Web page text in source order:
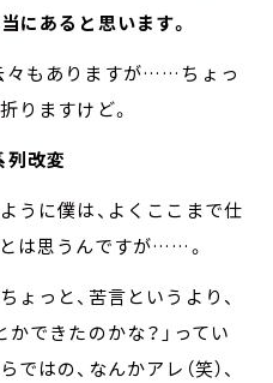
にあると思います。
々もありますが……ちょっ
りますけど。
改変
うに僕は、よくここまで仕
は思うんですが……。
ょっと、苦言というより、
かできたのかな？」ってい
はの、なんかアレ（笑）、